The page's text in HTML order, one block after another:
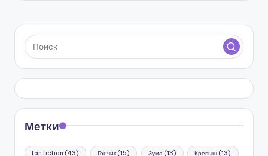
Метки
fan fiction (43) Гончик(15) Зума(13) Крепыш (13)